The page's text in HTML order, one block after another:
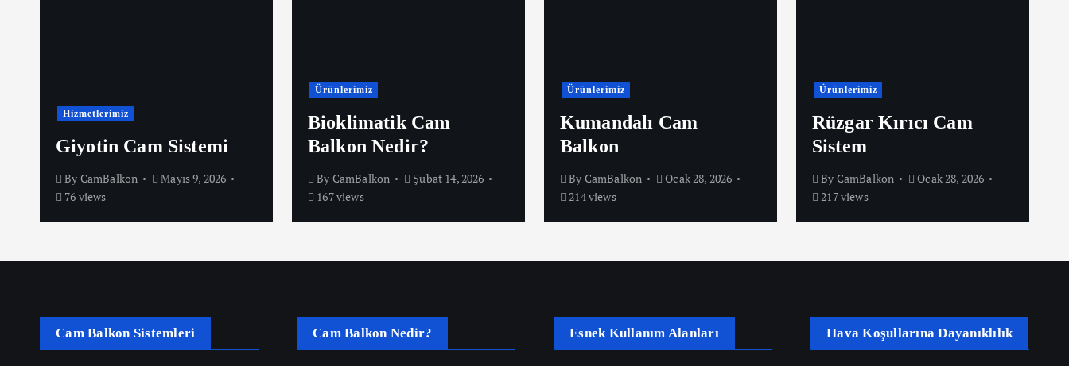
Hizmetlerimiz
Giyotin Cam Sistemi
By CamBalkon
Mayıs 9, 2026
76 views
Ürünlerimiz
Bioklimatik Cam
Balkon Nedir?
By CamBalkon
Şubat 14, 2026
167 views
Ürünlerimiz
Kumandalı Cam
Balkon
By CamBalkon
Ocak 28, 2026
214 views
Ürünlerimiz
Rüzgar Kırıcı Cam
Sistem
By CamBalkon
Ocak 28, 2026
217 views
Cam Balkon Sistemleri Cam Balkon Nedir? Esnek Kullanım Alanları Hava Koşullarına Dayanıklılık